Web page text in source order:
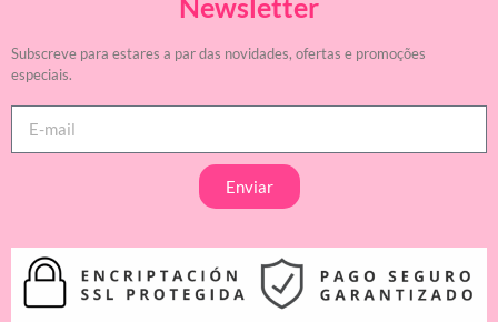
Subscreve para estares a par das novidades, ofertas e promoções
especiais.
Enviar